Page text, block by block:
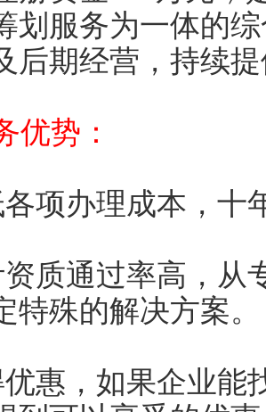
划服务为一体的
后期经营，持续
优势：
项办理成本，十
质通过率高，从
特殊的解决方案。
惠，如果企业能